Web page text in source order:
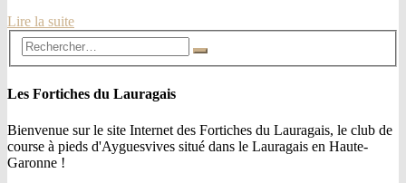
Lire la suite
Les Fortiches du Lauragais
Bienvenue sur le site Internet des Fortiches du Lauragais, le club de
course à pieds d'Ayguesvives situé dans le Lauragais en Haute-
Garonne !